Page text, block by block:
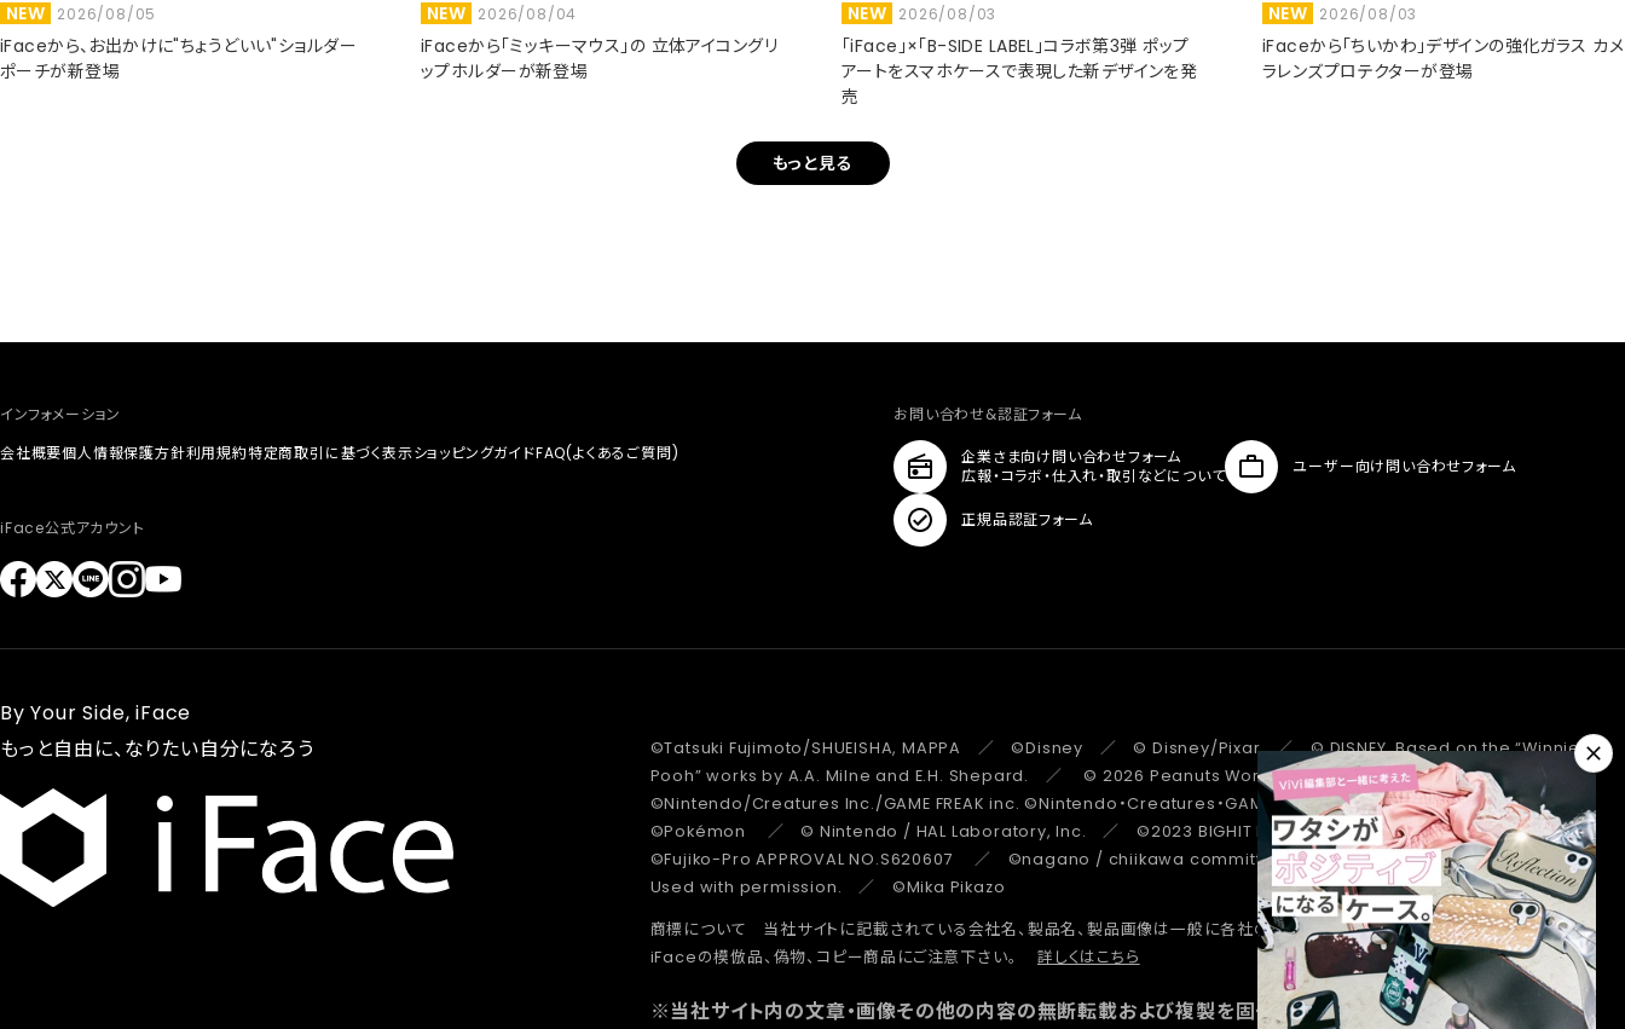
NEW 2026/08/05
iFaceから、お出かけに"ちょうどいい"ショルダー
ポーチが新登場
NEW 2026/08/04
iFaceから「ミッキーマウス」の 立体アイコングリ
ップホルダーが新登場
NEW 2026/08/03
「iFace」×「B-SIDE LABEL」コラボ第3弾 ポップ
アートをスマホケースで表現した新デザインを発
売
NEW 2026/08/03
iFaceから「ちいかわ」デザインの強化ガラス カメ
ラレンズプロテクターが登場
もっと見る
インフォメーション
会社概要個人情報保護方針利用規約特定商取引に基づく表示ショッピングガイドFAQ(よくあるご質問)
iFace公式アカウント
お問い合わせ&認証フォーム
企業さま向け問い合わせフォーム
広報・コラボ・仕入れ・取引などについて
ユーザー向け問い合わせフォーム
正規品認証フォーム
©Tatsuki Fujimoto/SHUEISHA, MAPPA ／ ©Disney ／ © Disney/Pixar ／ © DISNEY. Based on the “Winnie the
Pooh” works by A.A. Milne and E.H. Shepard. ／ © 2026 Peanuts Worldwide LLC ／ ©Pokémon.
©Nintendo/Creatures Inc./GAME FREAK inc. ©Nintendo・Creatures・GAME FREAK・TV Tokyo・ShoPro・JR Kikaku
©Pokémon ／ © Nintendo / HAL Laboratory, Inc. ／ ©2023 BIGHIT MUSIC / HYBE. All Rights Reserved. ／
©Fujiko-Pro APPROVAL NO.S620607 ／ ©nagano / chiikawa committee ／ STRANGER THINGS ™/© Netflix.
Used with permission. ／ ©Mika Pikazo
商標について 当社サイトに記載されている会社名、製品名、製品画像は一般に各社の商標または登録商標です。
詳しくはこちら
iFaceの模倣品、偽物、コピー商品にご注意下さい。
詳しくはこちら
※当社サイト内の文章・画像その他の内容の無断転載および複製を固く禁じます。
By Your Side, iFace
もっと自由に、なりたい自分になろう